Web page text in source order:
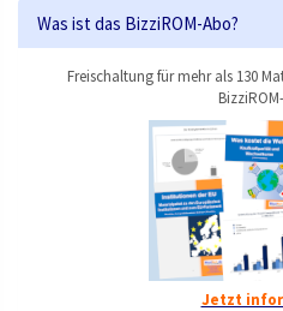
Was ist das BizziROM-Abo?
Freischaltung für mehr als 130
Jetzt